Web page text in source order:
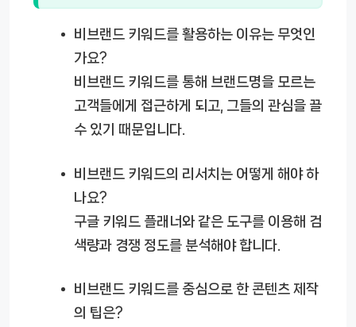
비브랜드 키워드를 활용하는 이유는 무엇인
가요?
비브랜드 키워드를 통해 브랜드명을 모르는
고객들에게 접근하게 되고, 그들의 관심을 끌
수 있기 때문입니다.
비브랜드 키워드의 리서치는 어떻게 해야 하
나요?
구글 키워드 플래너와 같은 도구를 이용해 검
색량과 경쟁 정도를 분석해야 합니다.
비브랜드 키워드를 중심으로 한 콘텐츠 제작
의 팁은?